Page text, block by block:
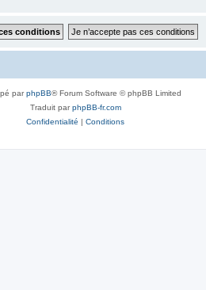
parphpBB® Forum Software © phpBB Limited
Traduit parphpBB-fr.com
Confidentialité | Conditions